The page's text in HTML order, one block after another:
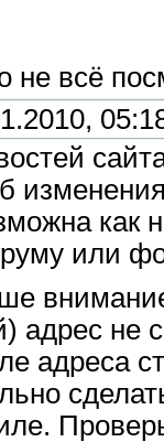
не всё
как
или
адрес не
адреса